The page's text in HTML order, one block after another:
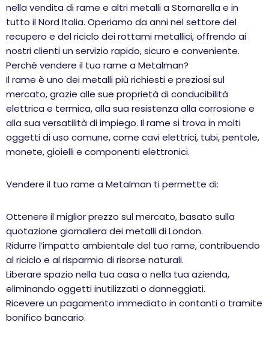
nella vendita di rame e altri metalli a Stornarella e in
tutto il Nord Italia. Operiamo da anni nel settore del
recupero e del riciclo dei rottami metallici, offrendo ai
nostri clienti un servizio rapido, sicuro e conveniente.
Perché vendere il tuo rame a Metalman?
Il rame è uno dei metalli più richiesti e preziosi sul
mercato, grazie alle sue proprietà di conducibilità
elettrica e termica, alla sua resistenza alla corrosione e
alla sua versatilità di impiego. Il rame si trova in molti
oggetti di uso comune, come cavi elettrici, tubi, pentole,
monete, gioielli e componenti elettronici.
Vendere il tuo rame a Metalman ti permette di:
Ottenere il miglior prezzo sul mercato, basato sulla
quotazione giornaliera dei metalli di London.
Ridurre l’impatto ambientale del tuo rame, contribuendo
al riciclo e al risparmio di risorse naturali.
Liberare spazio nella tua casa o nella tua azienda,
eliminando oggetti inutilizzati o danneggiati.
Ricevere un pagamento immediato in contanti o tramite
bonifico bancario.